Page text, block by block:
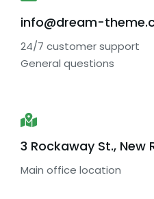
info@dream-
24/7 customer support
General questions
3 Rockaway St., New
Main office location